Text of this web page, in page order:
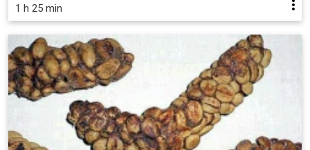
1 h 25 min